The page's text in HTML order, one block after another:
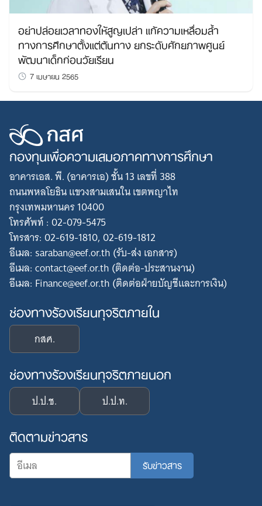
อย่าปล่อยเวลาทองให้สูญเปล่า แก้ความเหลื่อมล้ำ
ทางการศึกษาตั้งแต่ต้นทาง ยกระดับศักยภาพศูนย์
พัฒนาเด็กก่อนวัยเรียน
7 เมษายน 2565
กองทุนเพื่อความเสมอภาคทางการศึกษา
อาคารเอส. พี. (อาคารเอ) ชั้น 13 เลขที่ 388
ถนนพหลโยธิน แขวงสามเสนใน เขตพญาไท
กรุงเทพมหานคร 10400
โทรศัพท์ : 02-079-5475
โทรสาร: 02-619-1810, 02-619-1812
อีเมล: saraban@eef.or.th (รับ-ส่ง เอกสาร)
อีเมล: contact@eef.or.th (ติดต่อ-ประสานงาน)
อีเมล: Finance@eef.or.th (ติดต่อฝ่ายบัญชีและการเงิน)
ช่องทางร้องเรียนทุจริตภายใน
กสศ.
ช่องทางร้องเรียนทุจริตภายนอก
ป.ป.ช. ป.ป.ท.
ติดตามข่าวสาร